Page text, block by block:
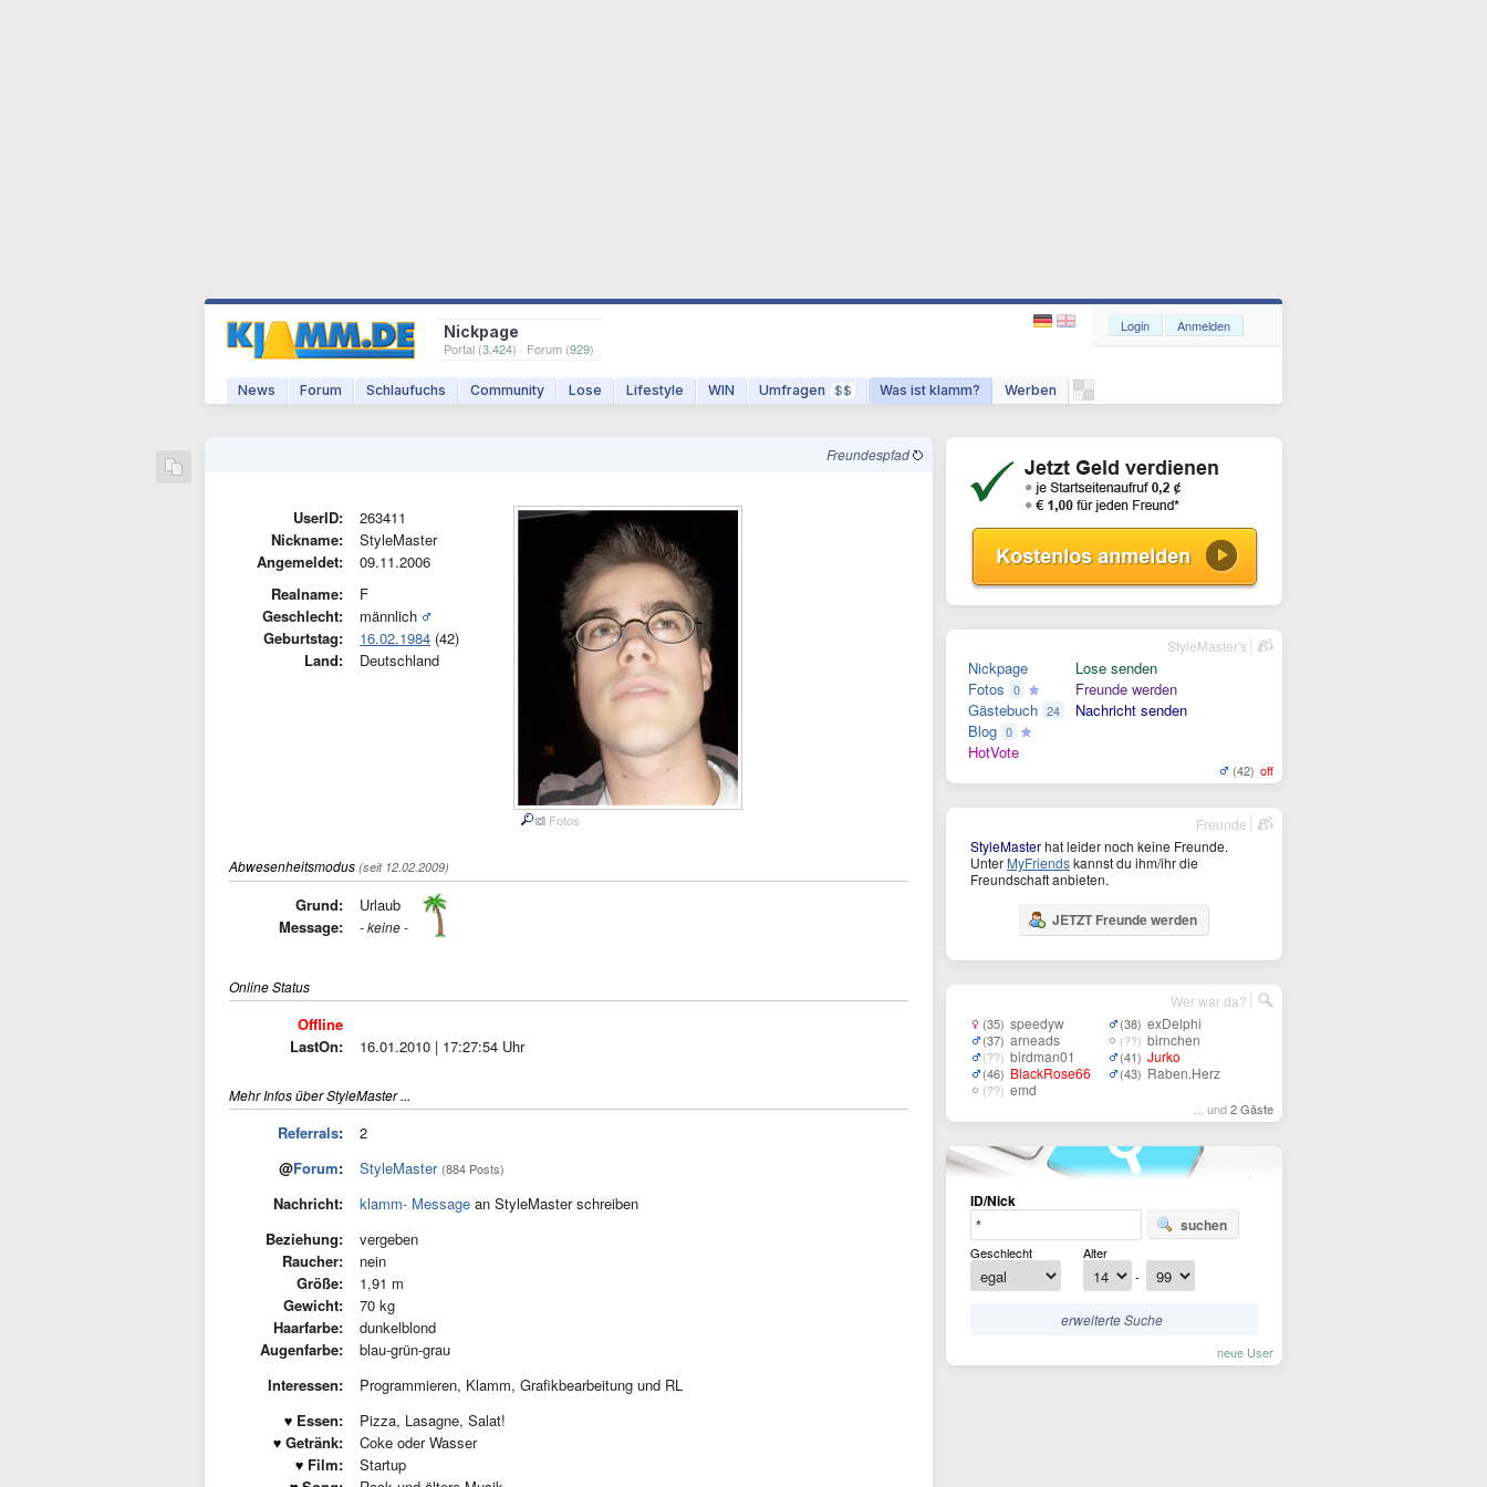
Nickpage
Portal (3.424) · Forum (929)
News Forum Schlaufuchs Community Lose Lifestyle WIN Umfragen $$ Was ist klamm? Werben
Login Anmelden
Freundespfad
UserID:
263411
Nickname:
StyleMaster
Angemeldet:
09.11.2006
Realname:
F
Geschlecht:
männlich
Geburtstag:
16.02.1984 (42)
Land:
Deutschland
Fotos
Abwesenheitsmodus (seit 12.02.2009)
Grund:
Urlaub
Message:
- keine -
Online Status
Offline
LastOn:
16.01.2010 | 17:27:54 Uhr
Mehr Infos über StyleMaster ...
Referrals:
2
@Forum: StyleMaster (884 Posts)
Nachricht: klamm- Message an StyleMaster schreiben
Beziehung:
vergeben
Raucher:
nein
Größe:
1,91 m
Gewicht:
70 kg
Haarfarbe:
dunkelblond
Augenfarbe:
blau-grün-grau
Interessen:
Programmieren, Klamm, Grafikbearbeitung und RL
Essen:
Pizza, Lasagne, Salat!
Getränk:
Coke oder Wasser
Film:
Startup
Nickpage
Fotos 0
Gästebuch 24
Blog 0
HotVote
Lose senden
Freunde werden
Nachricht senden
(42) off
StyleMaster's
StyleMasterhat leider noch keine Freunde.
Unter MyFriendskannst du ihm/ihr die
Freundschaft anbieten.
JETZT Freunde werden
Freunde
(35) speedyw
(37) arneads
(??) birdman01
(46) BlackRose66
(??) emd
(38) exDelphi
(??) birnchen
(41) Jurko
(43) Raben.Herz
... und2 Gäste
Wer war da?
ID/Nick
suchen
Geschlecht
Alter
-
erweiterte Suche
neue User